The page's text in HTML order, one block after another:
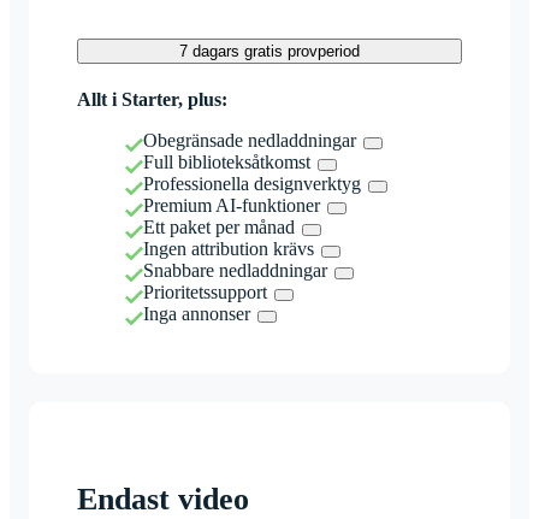
7 dagars gratis provperiod
Allt i Starter, plus:
Obegränsade nedladdningar
Full biblioteksåtkomst
Professionella designverktyg
Premium AI-funktioner
Ett paket per månad
Ingen attribution krävs
Snabbare nedladdningar
Prioritetssupport
Inga annonser
Endast video